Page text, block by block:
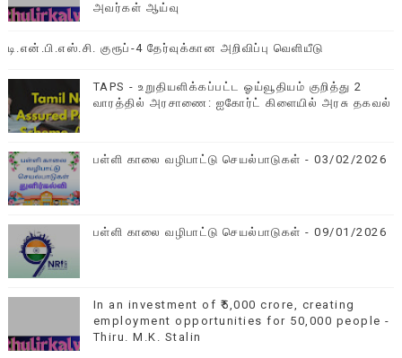
அவர்கள் ஆய்வு
டி.என்.பி.எஸ்.சி. குரூப்-4 தேர்வுக்கான அறிவிப்பு வெளியீடு
TAPS - உறுதியளிக்கப்பட்ட ஓய்வூதியம் குறித்து 2
வாரத்தில் அரசாணை: ஐகோர்ட் கிளையில் அரசு தகவல்
பள்ளி காலை வழிபாட்டு செயல்பாடுகள் - 03/02/2026
பள்ளி காலை வழிபாட்டு செயல்பாடுகள் - 09/01/2026
In an investment of ₹5,000 crore, creating
employment opportunities for 50,000 people -
Thiru. M.K. Stalin